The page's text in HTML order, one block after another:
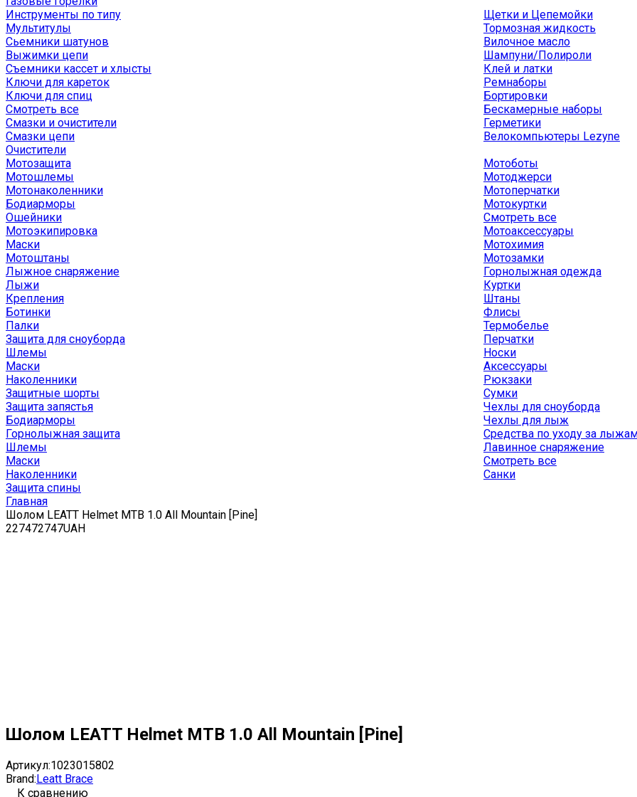
Инструменты по типу
Мультитулы
Сьемники шатунов
Выжимки цепи
Съемники кассет и хлысты
Ключи для кареток
Ключи для спиц
Смотреть все
Смазки и очистители
Смазки цепи
Очистители
Щетки и Цепемойки
Тормозная жидкость
Вилочное масло
Шампуни/Полироли
Клей и латки
Ремнаборы
Бортировки
Бескамерные наборы
Герметики
Велокомпьютеры Lezyne
Мотозащита
Мотошлемы
Мотонаколенники
Бодиарморы
Ошейники
Мотоэкипировка
Маски
Мотоштаны
Мотоботы
Мотоджерси
Мотоперчатки
Мотокуртки
Смотреть все
Мотоаксессуары
Мотохимия
Мотозамки
Лыжное снаряжение
Лыжи
Крепления
Ботинки
Палки
Защита для сноуборда
Шлемы
Маски
Наколенники
Защитные шорты
Защита запястья
Бодиарморы
Горнолыжная защита
Шлемы
Маски
Наколенники
Защита спины
Горнолыжная одежда
Куртки
Штаны
Флисы
Термобелье
Перчатки
Носки
Аксессуары
Рюкзаки
Сумки
Чехлы для сноуборда
Чехлы для лыж
Средства по уходу за
Лавинное снаряжение
Смотреть все
Санки
Главная
Шолом LEATT Helmet MTB 1.0 All Mountain [Pine]
227472747UAH
Шолом LEATT Helmet MTB 1.0 All Mountain [Pine]
Артикул:1023015802
Brand:Leatt Brace
К сравнению